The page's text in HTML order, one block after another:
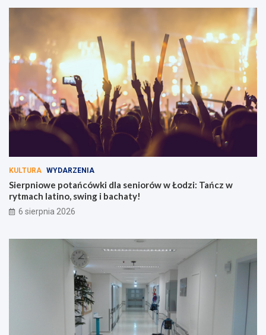
KULTURA WYDARZENIA
Sierpniowe potańcówki dla seniorów w Łodzi: Tańcz w
rytmach latino, swing i bachaty!
6 sierpnia 2026